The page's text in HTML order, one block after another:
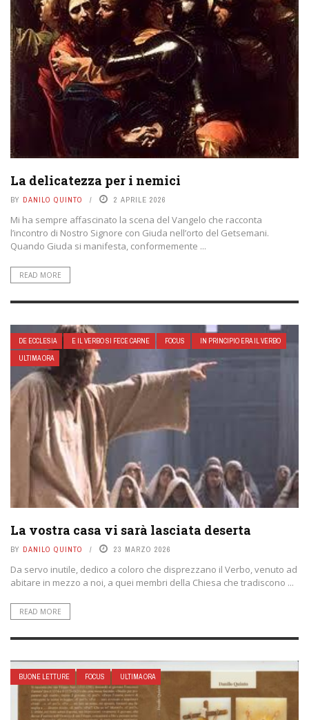
La delicatezza per i nemici
BY DANILO QUINTO 2 APRILE 2026
Mi ha sempre affascinato la scena del Vangelo che racconta
l’incontro di Nostro Signore con Giuda nell’orto del Getsemani.
Quando Giuda si manifesta, conformemente ...
READ MORE
DE ECCLESIA E IL VERBO SI FECE CARNE FOCUS
IN PRINCIPIO ERA IL VERBO
ULTIMA ORA
La vostra casa vi sarà lasciata deserta
BY DANILO QUINTO 23 MARZO 2026
Da servo inutile, dedico a coloro che disprezzano il Verbo, venuto ad
abitare in mezzo a noi, a quei membri della Chiesa che tradiscono ...
READ MORE
BUONE LETTURE FOCUS ULTIMA ORA